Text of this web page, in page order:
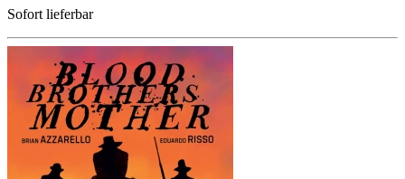
Sofort lieferbar